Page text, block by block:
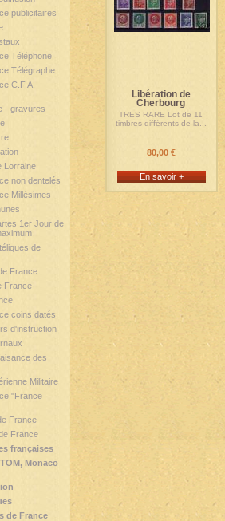
Libération de
Cherbourg
TRES RARE Lot de 11
timbres différents de la...
80,00 €
En savoir +
publicitaires
Téléphone
Télégraphe
C.F.A.
- gravures
Lorraine
non dentelés
Millésimes
1er Jour de
de
France
France
coins datés
d'instruction
des
Militaire
"France
France
France
françaises
Monaco
de France